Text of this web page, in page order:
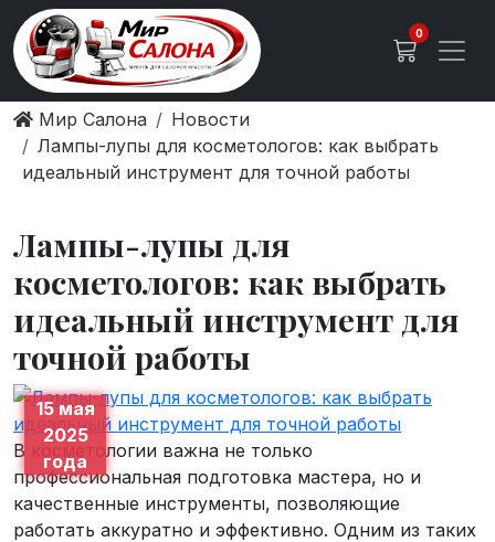
0
Мир Салона
Новости
Лампы-лупы для косметологов: как выбрать
идеальный инструмент для точной работы
Лампы-лупы для
косметологов: как выбрать
идеальный инструмент для
точной работы
15 мая
2025
года
В косметологии важна не только
профессиональная подготовка мастера, но и
качественные инструменты, позволяющие
работать аккуратно и эффективно. Одним из таких